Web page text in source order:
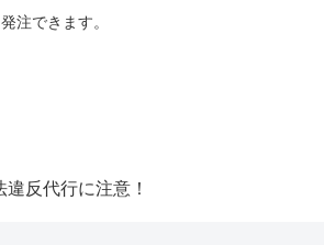
注できます。
違反代行に注意！